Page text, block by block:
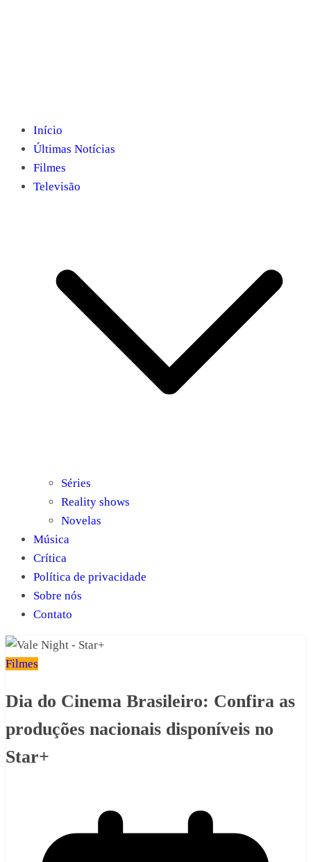
Início
Últimas Notícias
Filmes
Televisão
Séries
Reality shows
Novelas
Música
Crítica
Política de privacidade
Sobre nós
Contato
Filmes
Dia do Cinema Brasileiro: Confira as
produções nacionais disponíveis no
Star+